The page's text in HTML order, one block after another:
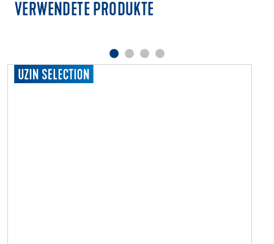
VERWENDETE PRODUKTE